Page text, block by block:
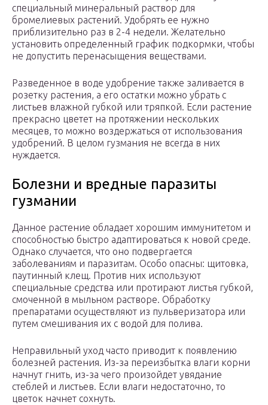
специальный минеральный раствор для
бромелиевых растений. Удобрять ее нужно
приблизительно раз в 2-4 недели. Желательно
установить определенный график подкормки, чтобы
не допустить перенасыщения веществами.
Разведенное в воде удобрение также заливается в
розетку растения, а его остатки можно убрать с
листьев влажной губкой или тряпкой. Если растение
прекрасно цветет на протяжении нескольких
месяцев, то можно воздержаться от использования
удобрений. В целом гузмания не всегда в них
нуждается.
Болезни и вредные паразиты
гузмании
Данное растение обладает хорошим иммунитетом и
способностью быстро адаптироваться к новой среде.
Однако случается, что оно подвергается
заболеваниям и паразитам. Особо опасны: щитовка,
паутинный клещ. Против них используют
специальные средства или протирают листья губкой,
смоченной в мыльном растворе. Обработку
препаратами осуществляют из пульверизатора или
путем смешивания их с водой для полива.
Неправильный уход часто приводит к появлению
болезней растения. Из-за переизбытка влаги корни
начнут гнить, из-за чего произойдет увядание
стеблей и листьев. Если влаги недостаточно, то
цветок начнет сохнуть.